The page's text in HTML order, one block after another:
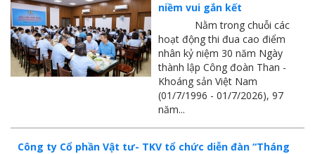
Đồng hành vì sự phát triển lâu dài của MTS
MTS: Hưởng ứng tháng "An toàn-Vệ sinh lao động"
MTS: Sự kiện nổi bật trong tháng 3
Tuổi trẻ MTS: "Tâm sáng với việc, tận tụy với nghề" góp sức xây dựng công ty phát triển bền vững
MTS tham dự Hội diễn Nghệ thuật quần chúng TKV năm 2016
niềm vui gắn kết
Nằm trong chuỗi các
hoạt động thi đua cao điểm
nhân kỷ niệm 30 năm Ngày
thành lập Công đoàn Than -
Khoáng sản Việt Nam
(01/7/1996 - 01/7/2026), 97
năm...
Công ty Cổ phần Vật tư- TKV tổ chức diễn đàn “Tháng